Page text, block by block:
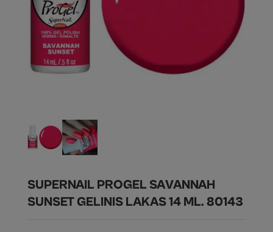
SUPERNAIL PROGEL SAVANNAH
SUNSET GELINIS LAKAS 14 ML. 80143